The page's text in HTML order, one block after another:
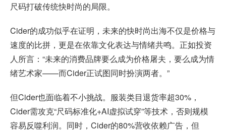
尺码打破传统快时尚的局限。
Cider的成功似乎在证明，未来的快时尚出海不仅是价格与
速度的比拼，更是在依靠文化表达与情绪共鸣。正如投资
人所言：“未来的消费品牌要么成为价格屠夫，要么成为情
绪艺术家——而Cider正试图同时扮演两者。”
但Cider也面临着不小挑战。服装类目退货率超30%，
Cider需攻克“尺码标准化+AI虚拟试穿”等技术，否则规模
容易反噬利润。同时，Cider的80%营收依赖广告，但